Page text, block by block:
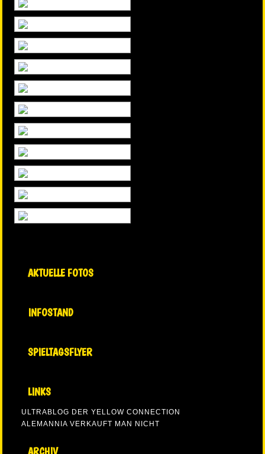
AKTUELLE FOTOS
INFOSTAND
SPIELTAGSFLYER
LINKS
ULTRABLOG DER YELLOW CONNECTION
ALEMANNIA VERKAUFT MAN NICHT